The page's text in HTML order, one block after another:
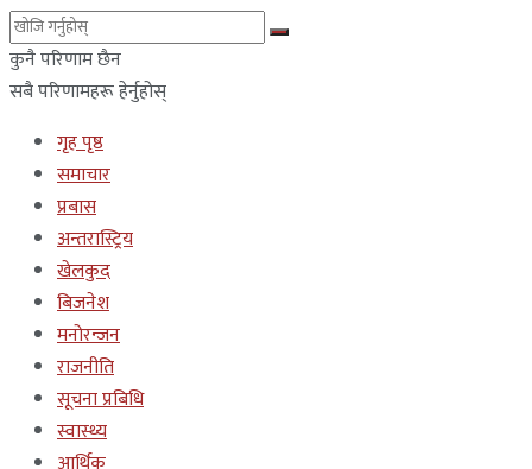
कुनै परिणाम छैन
सबै परिणामहरू हेर्नुहोस्
गृह पृष्ठ
समाचार
प्रबास
अन्तरास्ट्रिय
खेलकुद
बिजनेश
मनोरन्जन
राजनीति
सूचना प्रबिधि
स्वास्थ्य